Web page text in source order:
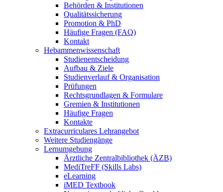
Behörden & Institutionen
Qualitätssicherung
Promotion & PhD
Häufige Fragen (FAQ)
Kontakt
Hebammenwissenschaft
Studienentscheidung
Aufbau & Ziele
Studienverlauf & Organisation
Prüfungen
Rechtsgrundlagen & Formulare
Gremien & Institutionen
Häufige Fragen
Kontakte
Extracurriculares Lehrangebot
Weitere Studiengänge
Lernumgebung
Ärztliche Zentralbibliothek (ÄZB)
MediTreFF (Skills Labs)
eLearning
iMED Textbook